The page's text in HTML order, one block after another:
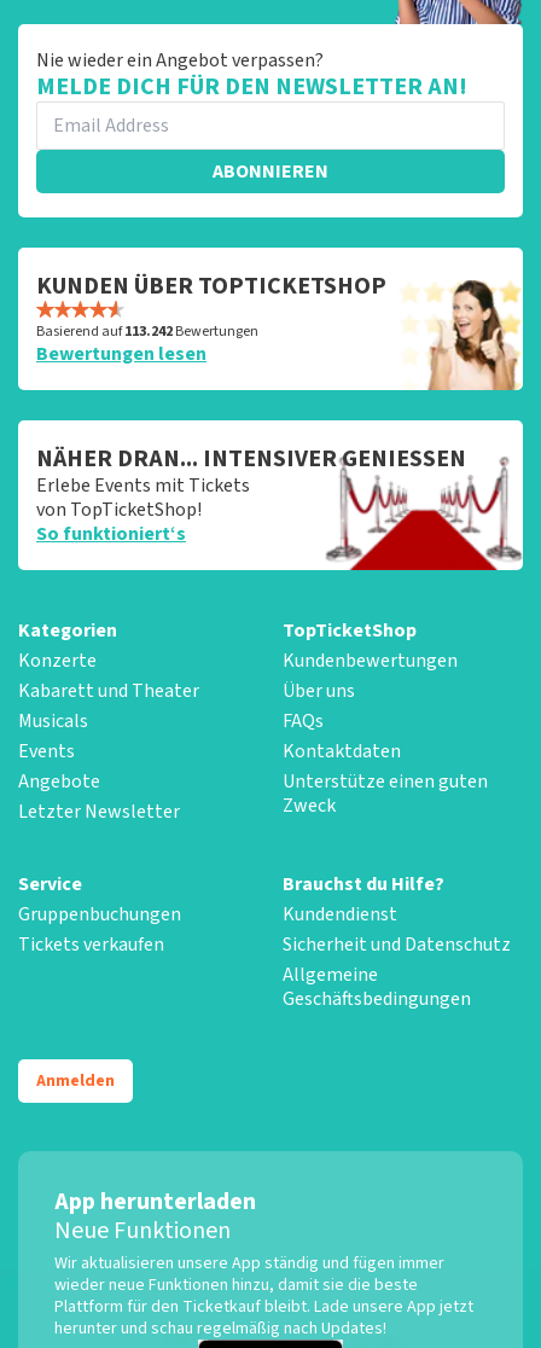
Nie wieder ein Angebot verpassen?
MELDE DICH FÜR DEN NEWSLETTER AN!
ABONNIEREN
KUNDEN ÜBER TOPTICKETSHOP
Basierend auf113.242Bewertungen
Bewertungen lesen
NÄHER DRAN... INTENSIVER GENIESSEN
Erlebe Events mit Tickets
von TopTicketShop!
So funktioniert‘s
Kategorien
Konzerte
Kabarett und Theater
Musicals
Events
Angebote
Letzter Newsletter
TopTicketShop
Kundenbewertungen
Über uns
FAQs
Kontaktdaten
Unterstütze einen guten
Zweck
Service
Gruppenbuchungen
Tickets verkaufen
Brauchst du Hilfe?
Kundendienst
Sicherheit und Datenschutz
Allgemeine
Geschäftsbedingungen
Anmelden
App herunterladen
Neue Funktionen
Wir aktualisieren unsere App ständig und fügen immer
wieder neue Funktionen hinzu, damit sie die beste
Plattform für den Ticketkauf bleibt. Lade unsere App jetzt
herunter und schau regelmäßig nach Updates!